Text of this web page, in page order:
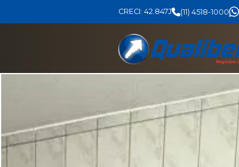
CRECI: 42.847J (11) 4518-1000